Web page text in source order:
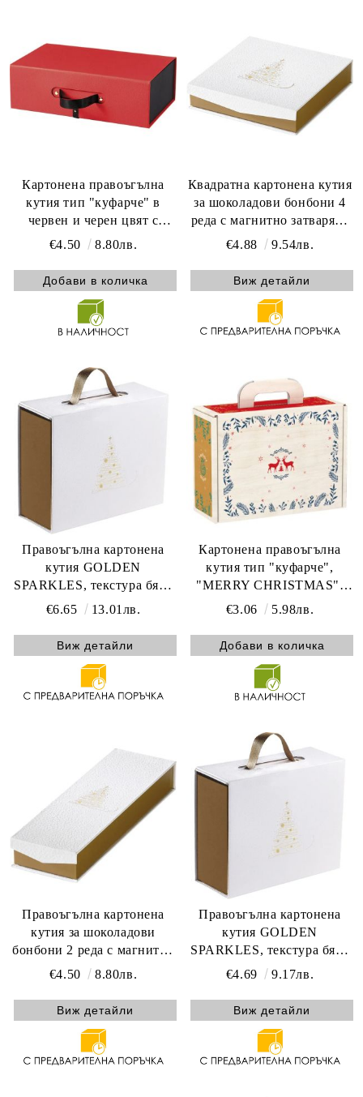
Картонена правоъгълна
кутия тип "куфарче" в
червен и черен цвят с
магнитно закопчаване,
TR
€4.50 8.80лв.
Квадратна картонена кутия
за шоколадови бонбони 4
реда с магнитно затваряне
GOLDEN SPARKLES,
печат 15.5 x 15.5 x 3.3 cm,
PC300MW
€4.88 9.54лв.
Виж детайли
Правоъгълна картонена
кутия GOLDEN
SPARKLES, текстура бяло
и златна дръжка с
20.0 x 10.5 cm, CP330P-W
€6.65 13.01лв.
Виж детайли
Картонена правоъгълна
кутия тип "куфарче",
"MERRY CHRISTMAS",
бяло/червено/зелено/
CV025S
€3.06 5.98лв.
Правоъгълна картонена
кутия за шоколадови
бонбони 2 реда с магнитно
затваряне GOLDEN
златно топъл печат 23.0 x
7.5 x 3.3 cm, PC300LW
€4.50 8.80лв.
Виж детайли
Правоъгълна картонена
кутия GOLDEN
SPARKLES, текстура бяло
и златна дръжка с
18.5 x 9.0 cm, CP330S-W
€4.69 9.17лв.
Виж детайли